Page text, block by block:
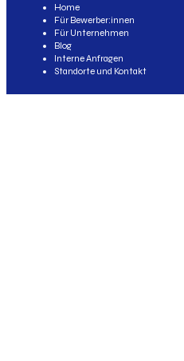
Home
Für Bewerber:innen
Für Unternehmen
Blog
Interne Anfragen
Standorte und Kontakt